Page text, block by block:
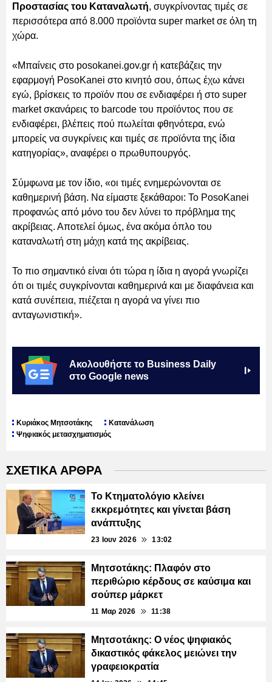
Προστασίας του Καταναλωτή, συγκρίνοντας τιμές σε
περισσότερα από 8.000 προϊόντα super market σε όλη τη
χώρα.
«Μπαίνεις στο posokanei.gov.gr ή κατεβάζεις την
εφαρμογή PosoKanei στο κινητό σου, όπως έχω κάνει
εγώ, βρίσκεις το προϊόν που σε ενδιαφέρει ή στο super
market σκανάρεις το barcode του προϊόντος που σε
ενδιαφέρει, βλέπεις πού πωλείται φθηνότερα, ενώ
μπορείς να συγκρίνεις και τιμές σε προϊόντα της ίδια
κατηγορίας», αναφέρει ο πρωθυπουργός.
Σύμφωνα με τον ίδιο, «οι τιμές ενημερώνονται σε
καθημερινή βάση. Να είμαστε ξεκάθαροι: Το PosoKanei
προφανώς από μόνο του δεν λύνει το πρόβλημα της
ακρίβειας. Αποτελεί όμως, ένα ακόμα όπλο του
καταναλωτή στη μάχη κατά της ακρίβειας.
Το πιο σημαντικό είναι ότι τώρα η ίδια η αγορά γνωρίζει
ότι οι τιμές συγκρίνονται καθημερινά και με διαφάνεια και
κατά συνέπεια, πιέζεται η αγορά να γίνει πιο
ανταγωνιστική».
Ακολουθήστε το Business Daily
στο Google news
Κυριάκος Μητσοτάκης
Κατανάλωση
Ψηφιακός μετασχηματισμός
ΣΧΕΤΙΚΑ ΑΡΘΡΑ
Το Κτηματολόγιο κλείνει
εκκρεμότητες και γίνεται βάση
ανάπτυξης
23 Ιουν 2026 13:02
Μητσοτάκης: Πλαφόν στο
περιθώριο κέρδους σε καύσιμα και
σούπερ μάρκετ
11 Μαρ 2026 11:38
Μητσοτάκης: Ο νέος ψηφιακός
δικαστικός φάκελος μειώνει την
γραφειοκρατία